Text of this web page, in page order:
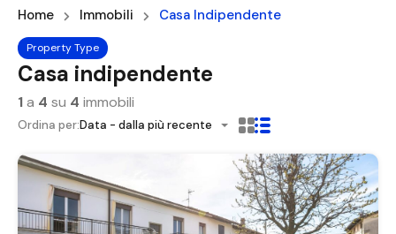
Home Immobili Casa Indipendente
Property Type
Casa indipendente
1a 4 su 4 immobili
Ordina per:Data - dalla più recente